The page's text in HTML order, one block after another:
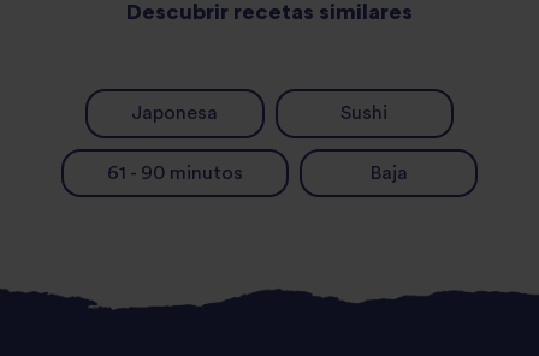
Descubrir recetas similares
Japonesa Sushi
61 - 90 minutos Baja